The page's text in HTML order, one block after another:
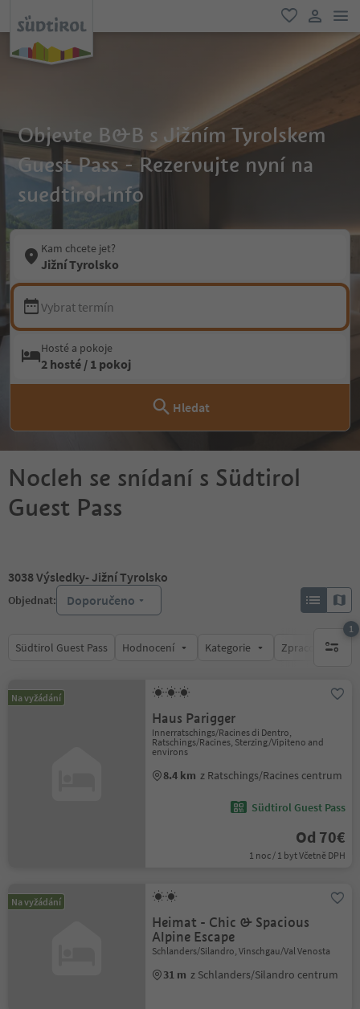
oblíbené
Objevte B&B s Jižním Tyrolskem
Guest Pass - Rezervujte nyní na
suedtirol.info
Kam chcete jet?
Jižní Tyrolsko
Vybrat termín
Hosté a pokoje
2 hosté / 1 pokoj
Hledat
Nocleh se snídaní s Südtirol
Guest Pass
3038Výsledky- Jižní Tyrolsko
Objednat: Doporučeno
Südtirol Guest Pass Hodnocení Kategorie Zpracovává
1
1
Na vyžádání
Haus Parigger
Innerratschings/Racines di Dentro,
Ratschings/Racines, Sterzing/Vipiteno and
environs
8.4 km z Ratschings/Racines centrum
Südtirol Guest Pass
Od 70€
1 noc / 1 byt Včetně DPH
Na vyžádání
Heimat - Chic & Spacious
Alpine Escape
Schlanders/Silandro, Vinschgau/Val Venosta
31 m z Schlanders/Silandro centrum